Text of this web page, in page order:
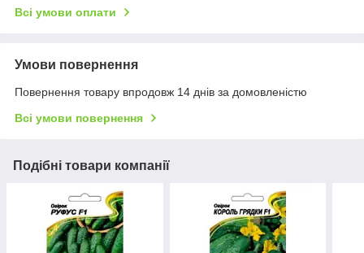
Всі умови оплати
Умови повернення
Повернення товару впродовж 14 днів за домовленістю
Всі умови повернення
Подібні товари компанії